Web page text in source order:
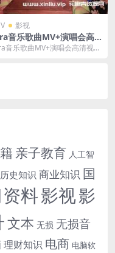
影视
音乐歌曲MV+演唱会高
频合集[MP4/TS/MKV/10
音乐歌曲MV+演唱会高清视频
亲子教育 人工智
历史知识 商业知识 国
料影视影
文本 无损 无损音
理财知识 电商 电脑软